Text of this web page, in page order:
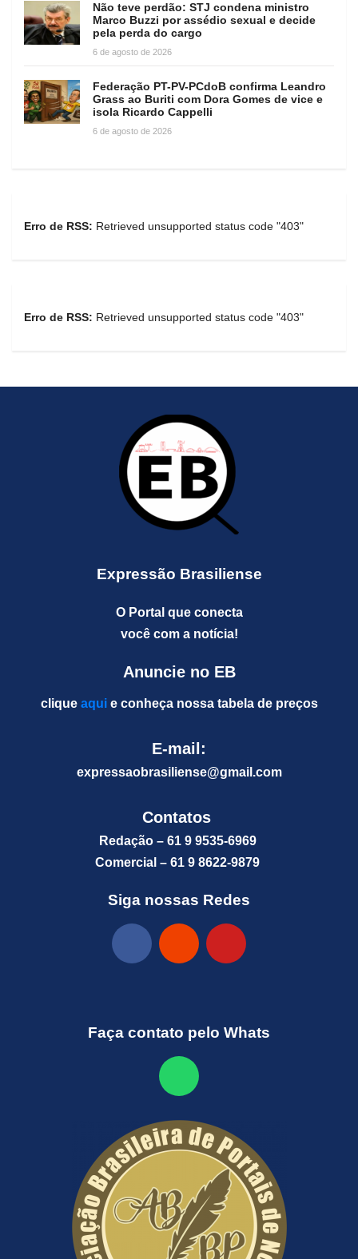
Não teve perdão: STJ condena ministro
Marco Buzzi por assédio sexual e decide
pela perda do cargo
6 de agosto de 2026
Federação PT-PV-PCdoB confirma Leandro
Grass ao Buriti com Dora Gomes de vice e
isola Ricardo Cappelli
6 de agosto de 2026
Erro de RSS: Retrieved unsupported status code "403"
Erro de RSS: Retrieved unsupported status code "403"
Expressão Brasiliense
O Portal que conecta
você com a notícia!
Anuncie no EB
clique aquie conheça nossa tabela de preços
E-mail:
expressaobrasiliense@gmail.com
Contatos
Redação – 61 9 9535-6969
Comercial – 61 9 8622-9879
Siga nossas Redes
Faça contato pelo Whats